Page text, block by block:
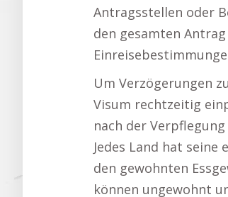
Antragsstellen oder
den gesamten
Um Verzögerungen
Visum rechtzeitig
nach der
Jedes Land hat
den gewohnten
können ungewohnt